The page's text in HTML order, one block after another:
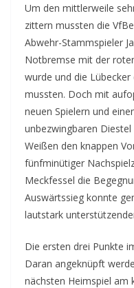
Um den mittlerweile
zittern mussten die
Abwehr-Stammspieler
Notbremse mit der
wurde und die
mussten. Doch mit
neuen Spielern und
unbezwingbaren
Weißen den knappen
fünfminütiger
Meckfessel die
Auswärtssieg konnte
lautstark
Die ersten drei Punkte
Daran angeknüpft
nächsten Heimspiel am